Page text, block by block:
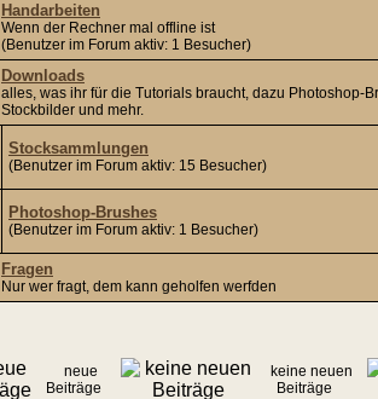
Handarbeiten
Wenn der Rechner mal offline ist
(Benutzer im Forum aktiv: 1 Besucher)
Downloads
alles, was ihr für die Tutorials braucht, dazu Photoshop-
Stockbilder und mehr.
Stocksammlungen
(Benutzer im Forum aktiv: 15 Besucher)
Photoshop-Brushes
(Benutzer im Forum aktiv: 1 Besucher)
Fragen
Nur wer fragt, dem kann geholfen werfden
neue
Beiträge
keine neuen
Beiträge